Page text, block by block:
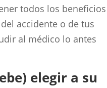
todos los beneficios
accidente o de tus
al médico lo antes
elegir a su